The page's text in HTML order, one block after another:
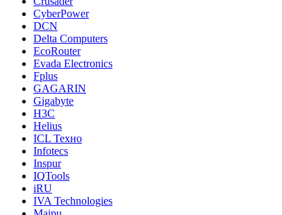
CyberPower
DCN
Delta Computers
EcoRouter
Evada Electronics
Fplus
GAGARIN
Gigabyte
H3C
Helius
ICL Техно
Infotecs
Inspur
IQTools
iRU
IVA Technologies